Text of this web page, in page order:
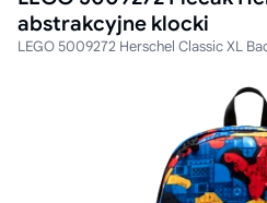
abstrakcyjne klocki
LEGO 5009272 Herschel Classic XL